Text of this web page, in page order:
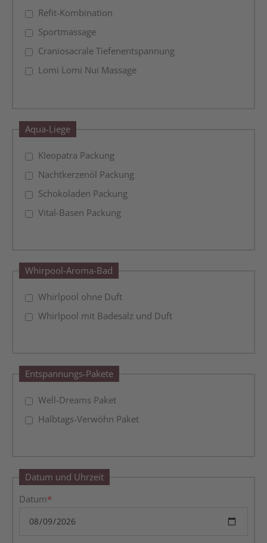
Refit-Kombination
Sportmassage
Craniosacrale Tiefenentspannung
Lomi Lomi Nui Massage
Aqua-Liege
Kleopatra Packung
Nachtkerzenöl Packung
Schokoladen Packung
Vital-Basen Packung
Whirpool-Aroma-Bad
Whirlpool ohne Duft
Whirlpool mit Badesalz und Duft
Entspannungs-Pakete
Well-Dreams Paket
Halbtags-Verwöhn Paket
Datum und Uhrzeit
Datum*